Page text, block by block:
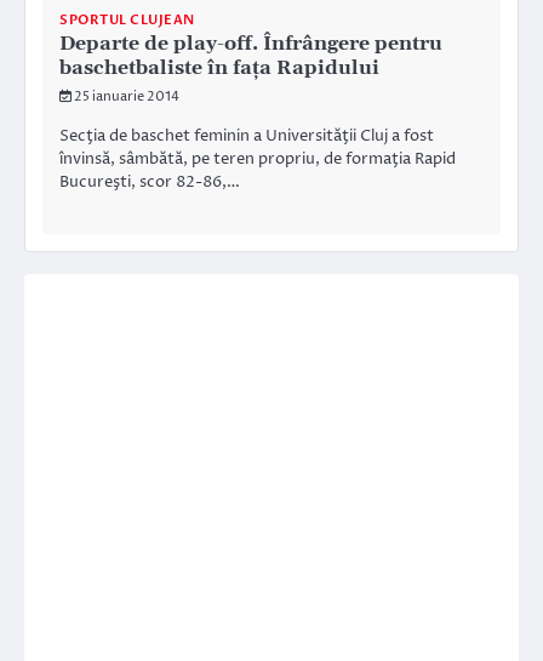
SPORTUL CLUJEAN
Departe de play-off. Înfrângere pentru
baschetbaliste în faţa Rapidului
25 ianuarie 2014
Secţia de baschet feminin a Universităţii Cluj a fost
învinsă, sâmbătă, pe teren propriu, de formaţia Rapid
Bucureşti, scor 82-86,…